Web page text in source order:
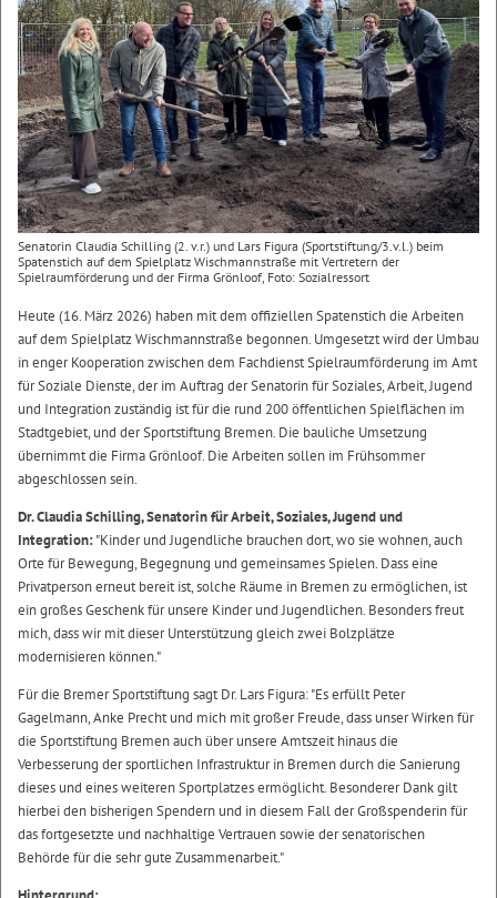
Senatorin Claudia Schilling (2. v.r.) und Lars Figura (Sportstiftung/3.v.l.) beim
Spatenstich auf dem Spielplatz Wischmannstraße mit Vertretern der
Spielraumförderung und der Firma Grönloof, Foto: Sozialressort
Heute (16. März 2026) haben mit dem offiziellen Spatenstich die Arbeiten
auf dem Spielplatz Wischmannstraße begonnen. Umgesetzt wird der Umbau
in enger Kooperation zwischen dem Fachdienst Spielraumförderung im Amt
für Soziale Dienste, der im Auftrag der Senatorin für Soziales, Arbeit, Jugend
und Integration zuständig ist für die rund 200 öffentlichen Spielflächen im
Stadtgebiet, und der Sportstiftung Bremen. Die bauliche Umsetzung
übernimmt die Firma Grönloof. Die Arbeiten sollen im Frühsommer
abgeschlossen sein.
Dr. Claudia Schilling, Senatorin für Arbeit, Soziales, Jugend und
Integration:"Kinder und Jugendliche brauchen dort, wo sie wohnen, auch
Orte für Bewegung, Begegnung und gemeinsames Spielen. Dass eine
Privatperson erneut bereit ist, solche Räume in Bremen zu ermöglichen, ist
ein großes Geschenk für unsere Kinder und Jugendlichen. Besonders freut
mich, dass wir mit dieser Unterstützung gleich zwei Bolzplätze
modernisieren können."
Für die Bremer Sportstiftung sagt Dr. Lars Figura: "Es erfüllt Peter
Gagelmann, Anke Precht und mich mit großer Freude, dass unser Wirken für
die Sportstiftung Bremen auch über unsere Amtszeit hinaus die
Verbesserung der sportlichen Infrastruktur in Bremen durch die Sanierung
dieses und eines weiteren Sportplatzes ermöglicht. Besonderer Dank gilt
hierbei den bisherigen Spendern und in diesem Fall der Großspenderin für
das fortgesetzte und nachhaltige Vertrauen sowie der senatorischen
Behörde für die sehr gute Zusammenarbeit."